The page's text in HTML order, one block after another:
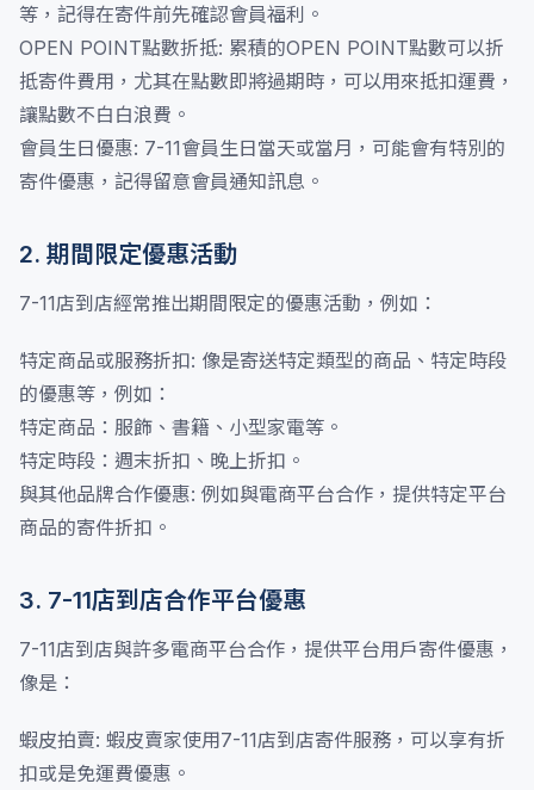
等，記得在寄件前先確認會員福利。
OPEN POINT點數折抵: 累積的OPEN POINT點數可以折
抵寄件費用，尤其在點數即將過期時，可以用來抵扣運費，
讓點數不白白浪費。
會員生日優惠: 7-11會員生日當天或當月，可能會有特別的
寄件優惠，記得留意會員通知訊息。
2. 期間限定優惠活動
7-11店到店經常推出期間限定的優惠活動，例如：
特定商品或服務折扣: 像是寄送特定類型的商品、特定時段
的優惠等，例如：
特定商品：服飾、書籍、小型家電等。
特定時段：週末折扣、晚上折扣。
與其他品牌合作優惠: 例如與電商平台合作，提供特定平台
商品的寄件折扣。
3. 7-11店到店合作平台優惠
7-11店到店與許多電商平台合作，提供平台用戶寄件優惠，
像是：
蝦皮拍賣: 蝦皮賣家使用7-11店到店寄件服務，可以享有折
扣或是免運費優惠。